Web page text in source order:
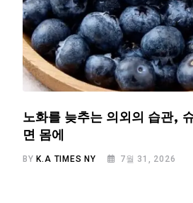
노화를 늦추는 의외의 습관,
면 몸에
BYK.A TIMES NY 7월 31, 2026